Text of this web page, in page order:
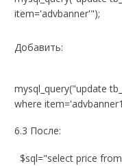
item='advbanner'");
Добавить:
mysql_query("update
where
6.3 После:
$sql="select price